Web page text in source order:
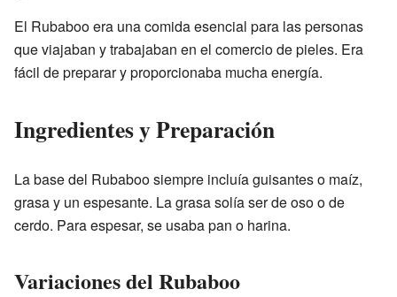
El Rubaboo era una comida esencial para las personas
que viajaban y trabajaban en el comercio de pieles. Era
fácil de preparar y proporcionaba mucha energía.
Ingredientes y Preparación
La base del Rubaboo siempre incluía guisantes o maíz,
grasa y un espesante. La grasa solía ser de oso o de
cerdo. Para espesar, se usaba pan o harina.
Variaciones del Rubaboo